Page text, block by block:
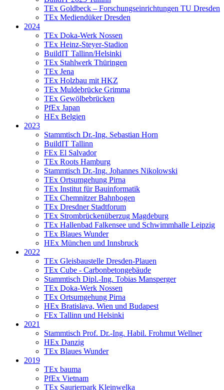
TEx Goldbeck – Forschungseinrichtungen TU Dresden
TEx Mediendüker Dresden
2024
TEx Doka-Werk Nossen
TEx Heinz-Steyer-Stadion
BuildIT Tallinn/Helsinki
TEx Stahlwerk Thüringen
TEx Jena
TEx Holzbau mit HKZ
TEx Muldebrücke Grimma
TEx Gewölbebrücken
PfEx Japan
HEx Belgien
2023
Stammtisch Dr.-Ing. Sebastian Horn
BuildIT Tallinn
FEx El Salvador
TEx Roots Hamburg
Stammtisch Dr.-Ing. Johannes Nikolowski
TEx Ortsumgehung Pirna
TEx Institut für Bauinformatik
TEx Chemnitzer Bahnbogen
TEx Dresdner Stadtforum
TEx Strombrückenüberzug Magdeburg
TEx Hallenbad Falkensee und Schwimmhalle Leipzig
TEx Blaues Wunder
HEx München und Innsbruck
2022
TEx Gleisbaustelle Dresden-Plauen
TEx Cube - Carbonbetongebäude
Stammtisch Dipl.-Ing. Tobias Mansperger
TEx Doka-Werk Nossen
TEx Ortsumgehung Pirna
HEx Bratislava, Wien und Budapest
FEx Tallinn und Helsinki
2021
Stammtisch Prof. Dr.-Ing. Habil. Frohmut Wellner
HEx Danzig
TEx Blaues Wunder
2019
TEx bauma
PfEx Vietnam
TEx Saurierpark Kleinwelka